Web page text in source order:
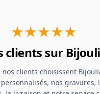
★★★★★
clients sur
clients choisissent
nos gravures,